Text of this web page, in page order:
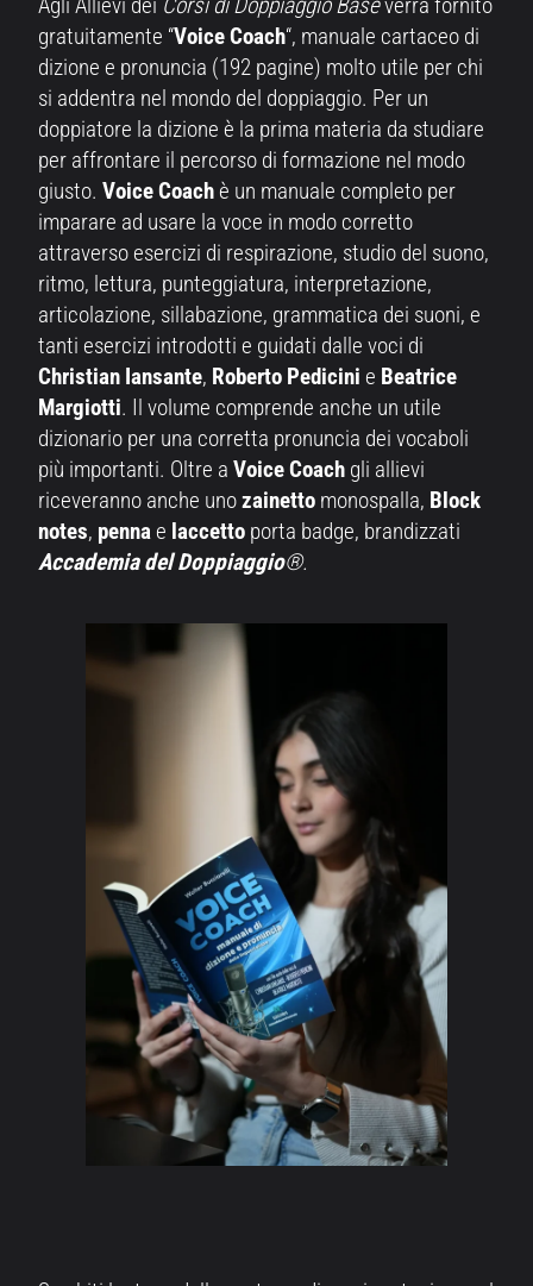
gratuitamente “Voice Coach“, manuale cartaceo di
dizione e pronuncia (192 pagine) molto utile per chi
si addentra nel mondo del doppiaggio. Per un
doppiatore la dizione è la prima materia da studiare
per affrontare il percorso di formazione nel modo
giusto. Voice Coach è un manuale completo per
imparare ad usare la voce in modo corretto
attraverso esercizi di respirazione, studio del suono,
ritmo, lettura, punteggiatura, interpretazione,
articolazione, sillabazione, grammatica dei suoni, e
tanti esercizi introdotti e guidati dalle voci di
Christian Iansante, Roberto Pedicini e Beatrice
Margiotti. Il volume comprende anche un utile
dizionario per una corretta pronuncia dei vocaboli
più importanti. Oltre a Voice Coach gli allievi
riceveranno anche unozainetto monospalla, Block
notes, penna e laccetto porta badge, brandizzati
Accademia del Doppiaggio®.